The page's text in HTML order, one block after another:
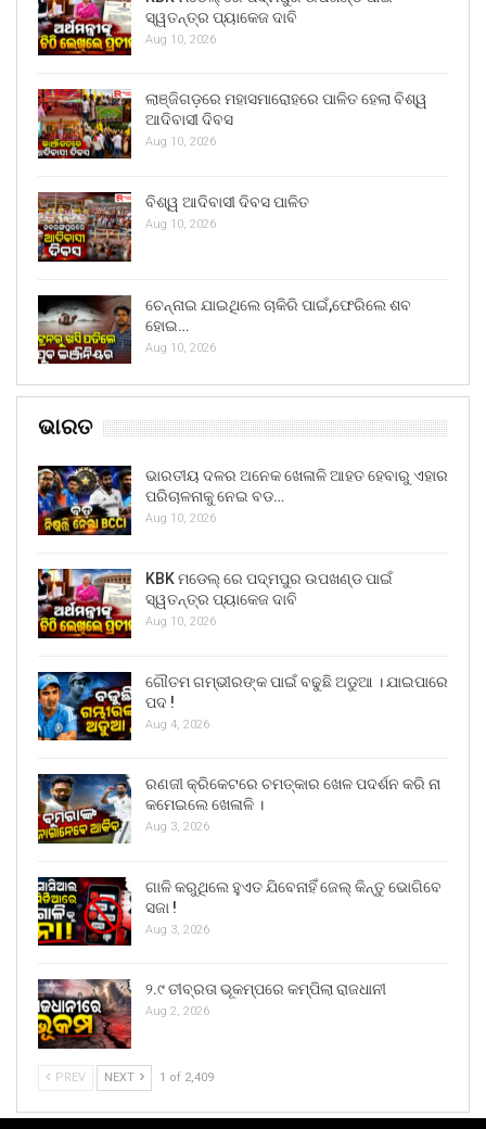
ସ୍ୱତନ୍ତ୍ର ପ୍ୟାକେଜ ଦାବି
Aug 10, 2026
ଲାଞ୍ଜିଗଡ଼ରେ ମହାସମାରୋହରେ ପାଳିତ ହେଲା ବିଶ୍ୱ
ଆଦିବାସୀ ଦିବସ
Aug 10, 2026
ବିଶ୍ୱ ଆଦିବାସୀ ଦିବସ ପାଳିତ
Aug 10, 2026
ଚେନ୍ନାଇ ଯାଇଥିଲେ ଚାକିରି ପାଇଁ,ଫେରିଲେ ଶବ
ହୋଇ…
Aug 10, 2026
ଭାରତ
ଭାରତୀୟ ଦଳର ଅନେକ ଖେଳାଳି ଆହତ ହେବାରୁ ଏହାର
ପରିଚାଳନାକୁ ନେଇ ବଡ…
Aug 10, 2026
KBK ମଡେଲ୍ ରେ ପଦ୍ମପୁର ଉପଖଣ୍ଡ ପାଇଁ
ସ୍ୱତନ୍ତ୍ର ପ୍ୟାକେଜ ଦାବି
Aug 10, 2026
ଗୌତମ ଗମ୍ଭୀରଙ୍କ ପାଇଁ ବଢୁଛି ଅଡୁଆ । ଯାଇପାରେ
ପଦ !
Aug 4, 2026
ରଣଜୀ କ୍ରିକେଟରେ ଚମତ୍କାର ଖେଳ ପଦର୍ଶନ କରି ନା
କମେଇଲେ ଖେଳାଳି ।
Aug 3, 2026
ଗାଳି କରୁଥିଲେ ହୁଏତ ଯିବେନାହିଁ ଜେଲ୍ କିନ୍ତୁ ଭୋଗିବେ
ସଜା !
Aug 3, 2026
୨.୯ ତୀବ୍ରତା ଭୂକମ୍ପରେ କମ୍ପିଲା ରାଜଧାନୀ
Aug 2, 2026
PREV NEXT 1 of 2,409